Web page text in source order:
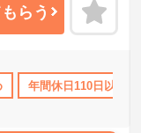
険完備 交通費支給
らう
年間休日110日以上